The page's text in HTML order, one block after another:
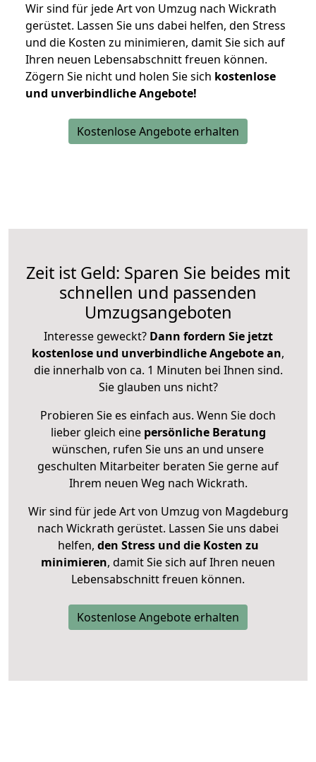
Wir sind für jede Art von Umzug nach Wickrath
gerüstet. Lassen Sie uns dabei helfen, den Stress
und die Kosten zu minimieren, damit Sie sich auf
Ihren neuen Lebensabschnitt freuen können.
Zögern Sie nicht und holen Sie sich kostenlose
und unverbindliche Angebote!
Kostenlose Angebote erhalten
Zeit ist Geld: Sparen Sie beides mit
schnellen und passenden
Umzugsangeboten
Interesse geweckt? Dann fordern Sie jetzt
kostenlose und unverbindliche Angebote an,
die innerhalb von ca. 1 Minuten bei Ihnen sind.
Sie glauben uns nicht?
Probieren Sie es einfach aus. Wenn Sie doch
lieber gleich eine persönliche Beratung
wünschen, rufen Sie uns an und unsere
geschulten Mitarbeiter beraten Sie gerne auf
Ihrem neuen Weg nach Wickrath.
Wir sind für jede Art von Umzug von Magdeburg
nach Wickrath gerüstet. Lassen Sie uns dabei
helfen, den Stress und die Kosten zu
minimieren, damit Sie sich auf Ihren neuen
Lebensabschnitt freuen können.
Kostenlose Angebote erhalten